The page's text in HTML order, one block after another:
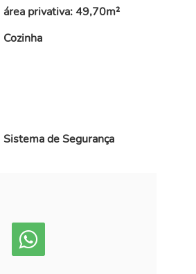
área privativa: 49,70m²
Cozinha
Sistema de Segurança